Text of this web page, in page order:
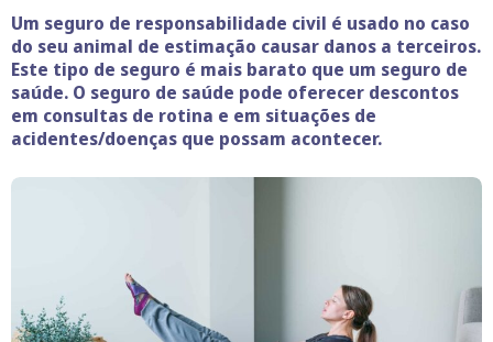
Um seguro de responsabilidade civil é usado no caso
do seu animal de estimação causar danos a terceiros.
Este tipo de seguro é mais barato que um seguro de
saúde. O seguro de saúde pode oferecer descontos
em consultas de rotina e em situações de
acidentes/doenças que possam acontecer.